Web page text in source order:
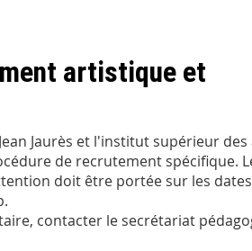
artistique et
Jaurès et l'institut supérieur
de recrutement spécifique.
doit être portée sur les
contacter le secrétariat